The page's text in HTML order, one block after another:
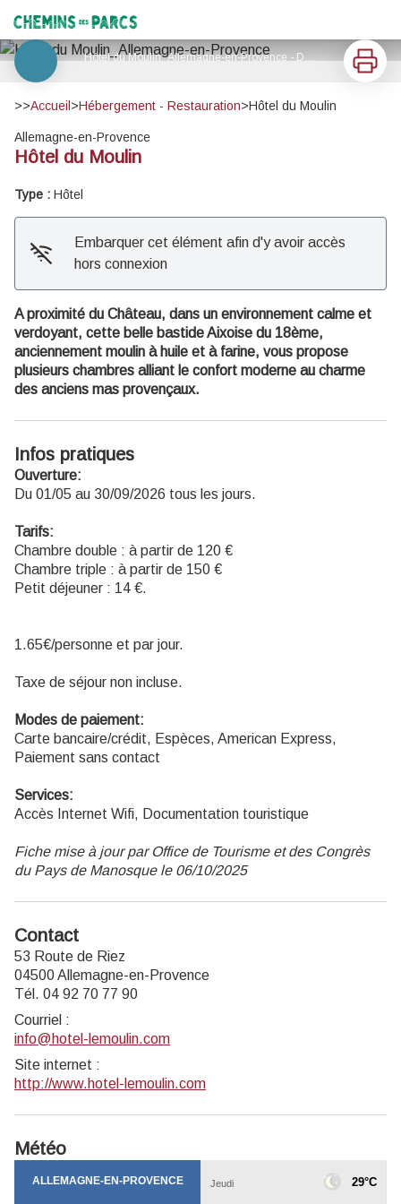
Chemins des Parcs
Hôtel du Moulin_Allemagne-en-Provence - DR HOTEL DU MOULIN
Voir l'image en plein écran
Imprimer
>>Accueil >Hébergement - Restauration>Hôtel du Moulin
Allemagne-en-Provence
Hôtel du Moulin
Type : Hôtel
Embarquer cet élément afin d'y avoir accès
hors connexion
A proximité du Château, dans un environnement calme et
verdoyant, cette belle bastide Aixoise du 18ème,
anciennement moulin à huile et à farine, vous propose
plusieurs chambres alliant le confort moderne au charme
des anciens mas provençaux.
Infos pratiques
Ouverture:
Du 01/05 au 30/09/2026 tous les jours.
Tarifs:
Chambre double : à partir de 120 €
Chambre triple : à partir de 150 €
Petit déjeuner : 14 €.
1.65€/personne et par jour.
Taxe de séjour non incluse.
Modes de paiement:
Carte bancaire/crédit, Espèces, American Express,
Paiement sans contact
Services:
Accès Internet Wifi, Documentation touristique
Fiche mise à jour par Office de Tourisme et des Congrès
du Pays de Manosque le 06/10/2025
Contact
53 Route de Riez
04500 Allemagne-en-Provence
Tél. 04 92 70 77 90
Courriel :
info@hotel-lemoulin.com
Site internet :
http://www.hotel-lemoulin.com
Météo